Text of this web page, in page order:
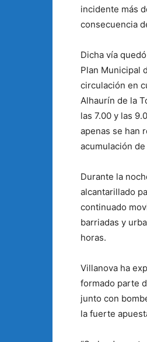
incidente más
consecuencia
Dicha vía
Plan Municipal
circulación en
Alhaurín de la
las 7.00 y las
apenas se han
acumulación
Durante la
alcantarillado
continuado
barriadas y
horas.
Villanova ha
formado parte
junto con
la fuerte